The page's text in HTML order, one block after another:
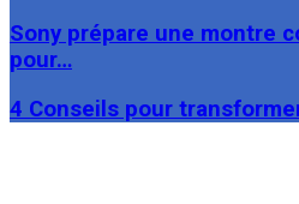
Sony prépare une montre
pour…
4 Conseils pour